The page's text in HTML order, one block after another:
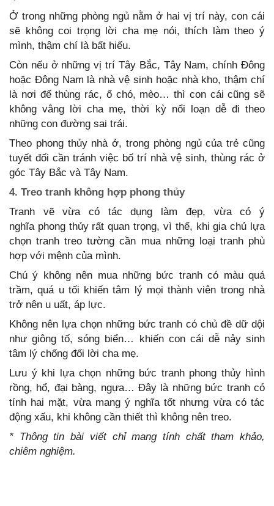
Ở trong những phòng ngủ nằm ở hai vị trí này, con cái
sẽ không coi trọng lời cha mẹ nói, thích làm theo ý
mình, thậm chí là bất hiếu.
Còn nếu ở những vị trí Tây Bắc, Tây Nam, chính Đông
hoặc Đông Nam là nhà vệ sinh hoặc nhà kho, thậm chí
là nơi để thùng rác, ổ chó, mèo… thì con cái cũng sẽ
không vâng lời cha mẹ, thời kỳ nổi loạn dễ đi theo
những con đường sai trái.
Theo phong thủy nhà ở, trong phòng ngủ của trẻ cũng
tuyết đối cần tránh việc bố trí nhà vệ sinh, thùng rác ở
góc Tây Bắc và Tây Nam.
4. Treo tranh không hợp phong thủy
Tranh vẽ vừa có tác dụng làm đẹp, vừa có ý
nghĩa phong thủy rất quan trọng, vì thế, khi gia chủ lựa
chọn tranh treo tường cần mua những loại tranh phù
hợp với mệnh của mình.
Chú ý không nên mua những bức tranh có màu quá
trầm, quá u tối khiến tâm lý mọi thành viên trong nhà
trở nên u uất, áp lực.
Không nên lựa chọn những bức tranh có chủ đề dữ dội
như giông tố, sóng biển… khiến con cái dễ nảy sinh
tâm lý chống đối lời cha mẹ.
Lưu ý khi lựa chọn những bức tranh phong thủy hình
rồng, hổ, đại bàng, ngựa… Đây là những bức tranh có
tính hai mặt, vừa mang ý nghĩa tốt nhưng vừa có tác
động xấu, khi không cần thiết thì không nên treo.
* Thông tin bài viết chỉ mang tính chất tham khảo,
chiêm nghiệm.